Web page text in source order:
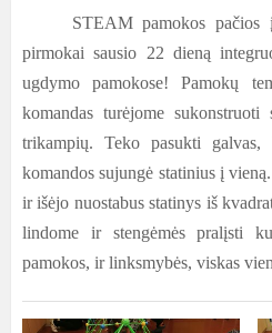
STEAM pamokos pačios
pirmokai sausio 22 dieną
ugdymo pamokose! Pamokų
komandas turėjome
trikampių. Teko pasukti
komandos sujungė statinius į
ir išėjo nuostabus statinys iš
lindome ir stengėmės pralįsti
pamokos, ir linksmybės, viskas